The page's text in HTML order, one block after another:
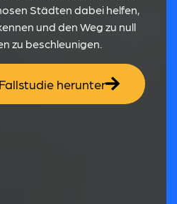
Städten dabei helfen,
und den Weg zu null
zu beschleunigen.
herunter